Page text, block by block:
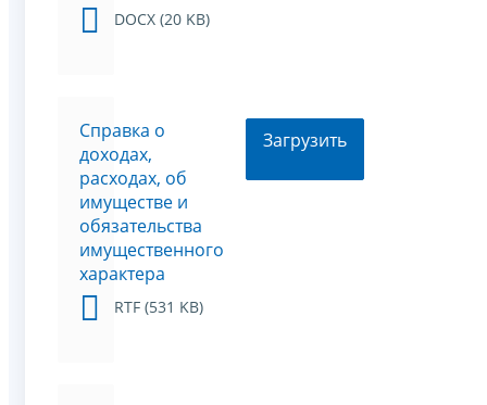
DOCX (20 KB)
Справка о
доходах,
расходах, об
имуществе и
обязательства
имущественного
характера
RTF (531 KB)
Загрузить